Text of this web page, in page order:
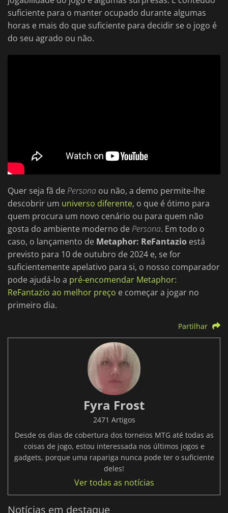
suficiente para o manter ocupado durante algumas
horas e mais do que suficiente para decidir se o jogo é
do seu agrado ou não.
Quer seja fã dePersona ou não, a demo permite-lhe
descobrir um universo diferente, o que é ótimo para
quem procura um novo cenário ou para quem não
gosta do ambiente moderno dePersona. Em todo o
caso, o lançamento de Metaphor: ReFantazio está
previsto para 10 de outubro de 2024 e, se for
suficientemente apelativo para si, o nosso comparador
pode ajudá-lo a pré-encomendar Metaphor:
ReFantazio ao melhor preço e começar a jogar no
primeiro dia.
Partilhar
Fyra Frost
2471 Artigos
Desde os dias de cobertura dos torneios MTG até todas as
coisas de jogo, estou interessada nos últimos jogos e
gadgets, porque uma rapariga nunca pode ter o suficiente
deles!
Ver todas as notícias
Notícias em destaque